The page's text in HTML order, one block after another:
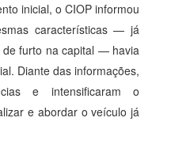
inicial, o CIOP informou
características — já
de furto na capital — havia
Diante das informações,
e intensificaram o
e abordar o veículo já